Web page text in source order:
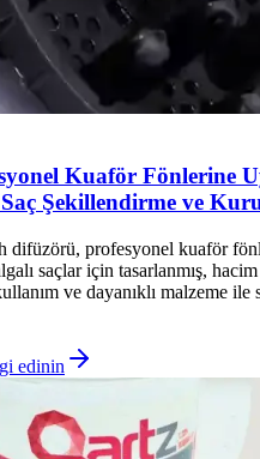
Kuaför Fönlerine
Şekillendirme ve
difüzörü, profesyonel kuaför
saçlar için tasarlanmış,
ve dayanıklı malzeme ile
edinin